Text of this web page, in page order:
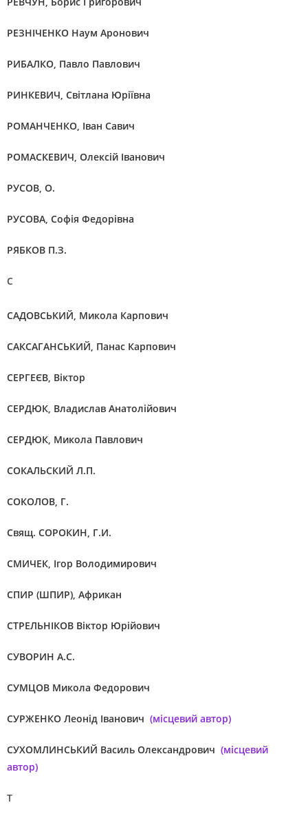
РЕЗНІЧЕНКО Наум Аронович
РИБАЛКО, Павло Павлович
РИНКЕВИЧ, Світлана Юріївна
РОМАНЧЕНКО, Іван Савич
РОМАСКЕВИЧ, Олексій Іванович
РУСОВ, О.
РУСОВА, Софія Федорівна
РЯБКОВ П.З.
С
САДОВСЬКИЙ, Микола Карпович
САКСАГАНСЬКИЙ, Панас Карпович
СЕРГЕЄВ, Віктор
СЕРДЮК, Владислав Анатолійович
СЕРДЮК, Микола Павлович
СОКАЛЬСКИЙ Л.П.
СОКОЛОВ, Г.
Свящ. СОРОКИН, Г.И.
СМИЧЕК, Ігор Володимирович
СПИР (ШПИР), Африкан
СТРЕЛЬНІКОВ Віктор Юрійович
СУВОРИН А.С.
СУМЦОВ Микола Федорович
СУРЖЕНКО Леонід Іванович (місцевий автор)
СУХОМЛИНСЬКИЙ Василь Олександрович (місцевий
автор)
Т